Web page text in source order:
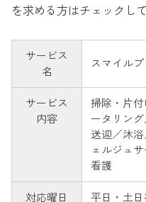
を求める方はチェックし
サービス
名
スマイル
サービス
内容
掃除・片
ータリン
送迎／沐
ェルジュ
看護
対応曜日 平日・土